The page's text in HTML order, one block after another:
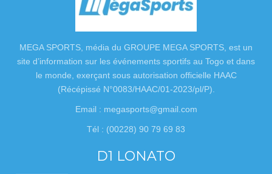
MEGA SPORTS, média du GROUPE MEGA SPORTS, est un
site d’information sur les événements sportifs au Togo et dans
le monde, exerçant sous autorisation officielle HAAC
(Récépissé N°0083/HAAC/01-2023/pl/P).
Email : megasports@gmail.com
Tél : (00228) 90 79 69 83
D1 LONATO